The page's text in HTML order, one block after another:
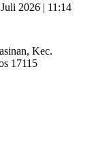
2026 | 11:14
Kec.
17115